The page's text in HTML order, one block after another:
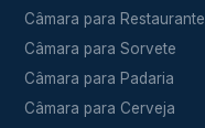
Câmara para Restaurante
Câmara para Sorvete
Câmara para Padaria
Câmara para Cerveja